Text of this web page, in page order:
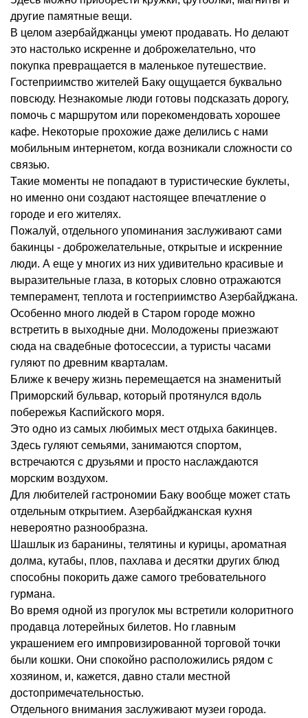
другие памятные вещи.
В целом азербайджанцы умеют продавать. Но делают
это настолько искренне и доброжелательно, что
покупка превращается в маленькое путешествие.
Гостеприимство жителей Баку ощущается буквально
повсюду. Незнакомые люди готовы подсказать дорогу,
помочь с маршрутом или порекомендовать хорошее
кафе. Некоторые прохожие даже делились с нами
мобильным интернетом, когда возникали сложности со
связью.
Такие моменты не попадают в туристические буклеты,
но именно они создают настоящее впечатление о
городе и его жителях.
Пожалуй, отдельного упоминания заслуживают сами
бакинцы - доброжелательные, открытые и искренние
люди. А еще у многих из них удивительно красивые и
выразительные глаза, в которых словно отражаются
темперамент, теплота и гостеприимство Азербайджана.
Особенно много людей в Старом городе можно
встретить в выходные дни. Молодожены приезжают
сюда на свадебные фотосессии, а туристы часами
гуляют по древним кварталам.
Ближе к вечеру жизнь перемещается на знаменитый
Приморский бульвар, который протянулся вдоль
побережья Каспийского моря.
Это одно из самых любимых мест отдыха бакинцев.
Здесь гуляют семьями, занимаются спортом,
встречаются с друзьями и просто наслаждаются
морским воздухом.
Для любителей гастрономии Баку вообще может стать
отдельным открытием. Азербайджанская кухня
невероятно разнообразна.
Шашлык из баранины, телятины и курицы, ароматная
долма, кутабы, плов, пахлава и десятки других блюд
способны покорить даже самого требовательного
гурмана.
Во время одной из прогулок мы встретили колоритного
продавца лотерейных билетов. Но главным
украшением его импровизированной торговой точки
были кошки. Они спокойно расположились рядом с
хозяином, и, кажется, давно стали местной
достопримечательностью.
Отдельного внимания заслуживают музеи города.